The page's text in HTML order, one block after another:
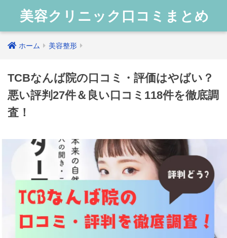
美容クリニック口コミまとめ
ホーム 美容整形
TCBなんば院の口コミ・評価はやばい？
悪い評判27件＆良い口コミ118件を徹底調
査！